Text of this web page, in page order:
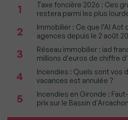
1
Taxe foncière 2026 : Ces
restera parmi les plus
2
Immobilier : Ce que l’AI
agences depuis le 2 août
3
Réseau immobilier : iad
millions d'euros de chiffre
4
Incendies : Quels sont vos
vacances est annulée ?
5
Incendies en Gironde :
prix sur le Bassin